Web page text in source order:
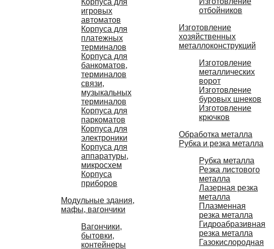
игровых
автоматов
Корпуса для
платежных
терминалов
Корпуса для
банкоматов,
терминалов
связи,
музыкальных
терминалов
Корпуса для
паркоматов
Корпуса для
электроники
Корпуса для
аппаратуры,
микросхем
Корпуса
приборов
Модульные здания,
мафы, вагончики
Вагончики,
бытовки,
контейнеры
отбойников
Изготовление
хозяйственных
металлоконструкций
Изготовление
металлических
ворот
Изготовление
буровых шнеков
Изготовление
крючков
Обработка металла
Рубка и резка металла
Рубка металла
Резка листового
металла
Лазерная резка
металла
Плазменная
резка металла
Гидроабразивная
резка металла
Газокислородная